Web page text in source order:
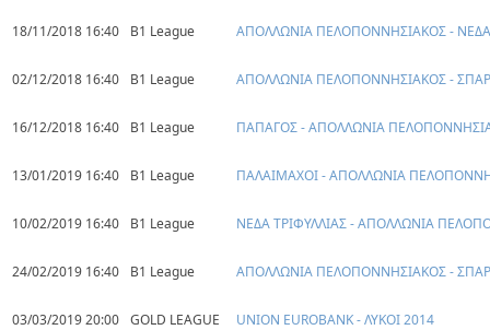
18/11/2018 16:40 B1 League ΑΠΟΛΛΩΝΙΑ ΠΕΛΟΠΟΝΝΗΣΙΑΚΟΣ - ΝΕΔΑ
02/12/2018 16:40 B1 League ΑΠΟΛΛΩΝΙΑ ΠΕΛΟΠΟΝΝΗΣΙΑΚΟΣ -
16/12/2018 16:40 B1 League ΠΑΠΑΓΟΣ - ΑΠΟΛΛΩΝΙΑ
13/01/2019 16:40 B1 League ΠΑΛΑΙΜΑΧΟΙ - ΑΠΟΛΛΩΝΙΑ
10/02/2019 16:40 B1 League ΝΕΔΑ ΤΡΙΦΥΛΛΙΑΣ - ΑΠΟΛΛΩΝΙΑ
24/02/2019 16:40 B1 League ΑΠΟΛΛΩΝΙΑ ΠΕΛΟΠΟΝΝΗΣΙΑΚΟΣ -
03/03/2019 20:00 GOLD LEAGUE UNION EUROBANK - ΛΥΚΟΙ 2014